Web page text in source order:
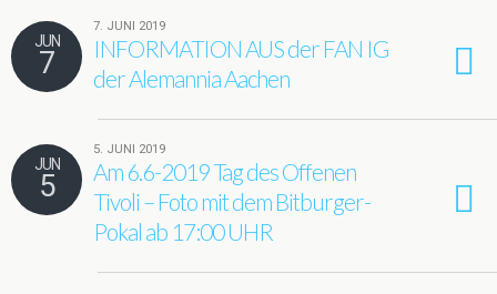
JUN
7
7. JUNI 2019
INFORMATION AUS der FAN IG
der Alemannia Aachen
JUN
5
5. JUNI 2019
Am 6.6-2019 Tag des Offenen
Tivoli – Foto mit dem Bitburger-
Pokal ab 17:00 UHR